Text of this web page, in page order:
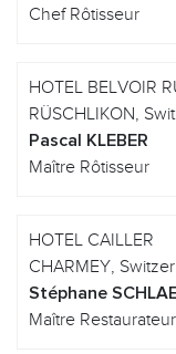
Chef Rôtisseur
HOTEL BELVOIR
RÜSCHLIKON,
Pascal KLEBER
Maître Rôtisseur
HOTEL CAILLER
CHARMEY,
Stéphane
Maître Restaurateur